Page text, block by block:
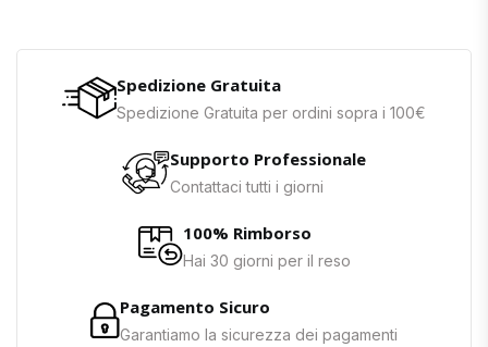
Spedizione Gratuita
Spedizione Gratuita per ordini sopra i 100€
Supporto Professionale
Contattaci tutti i giorni
100% Rimborso
Hai 30 giorni per il reso
Pagamento Sicuro
Garantiamo la sicurezza dei pagamenti